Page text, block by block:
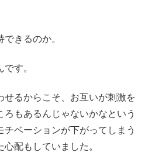
きるのか。
す。
せるからこそ、お互いが刺激を
ろもあるんじゃないかなという
チベーションが下がってしまう
配もしていました。